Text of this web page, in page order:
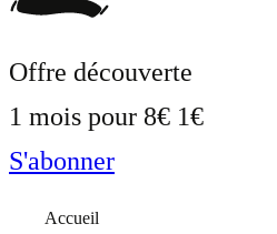
Offre découverte
1 mois pour 8€ 1€
S'abonner
Accueil